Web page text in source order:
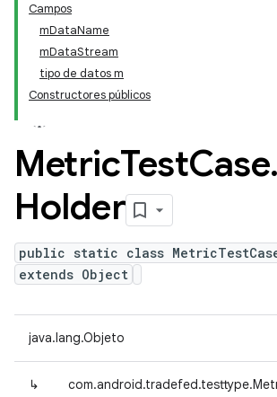
Campos
mDataName
mDataStream
tipo de datos m
Constructores públicos
MetricTestCase.
Holder
public static class
extends Object
java.lang.Objeto
↳